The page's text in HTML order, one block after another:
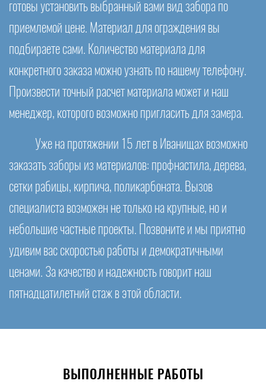
готовы установить выбранный вами вид забора по
приемлемой цене. Материал для ограждения вы
подбираете сами. Количество материала для
конкретного заказа можно узнать по нашему телефону.
Произвести точный расчет материала может и наш
менеджер, которого возможно пригласить для замера.
Уже на протяжении 15 лет в Иванищах возможно
заказать заборы из материалов: профнастила, дерева,
сетки рабицы, кирпича, поликарбоната. Вызов
специалиста возможен не только на крупные, но и
небольшие частные проекты. Позвоните и мы приятно
удивим вас скоростью работы и демократичными
ценами. За качество и надежность говорит наш
пятнадцатилетний стаж в этой области.
ВЫПОЛНЕННЫЕ РАБОТЫ